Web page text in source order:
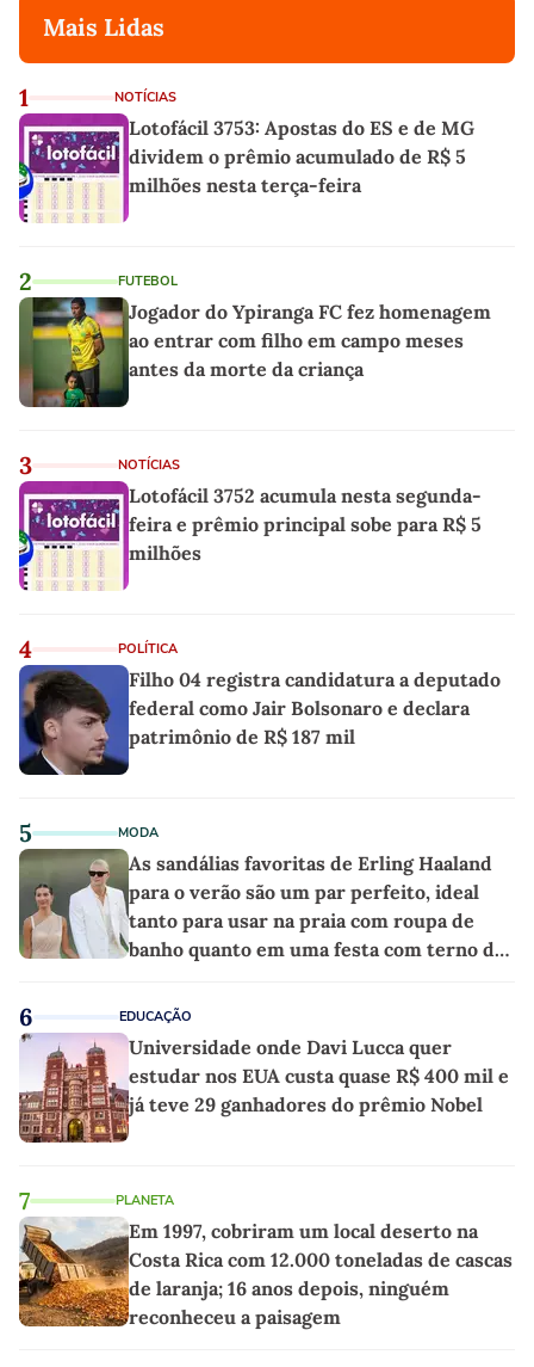
Mais Lidas
1 NOTÍCIAS
Lotofácil 3753: Apostas do ES e de MG
dividem o prêmio acumulado de R$ 5
milhões nesta terça-feira
2 FUTEBOL
Jogador do Ypiranga FC fez homenagem
ao entrar com filho em campo meses
antes da morte da criança
3 NOTÍCIAS
Lotofácil 3752 acumula nesta segunda-
feira e prêmio principal sobe para R$ 5
milhões
4 POLÍTICA
Filho 04 registra candidatura a deputado
federal como Jair Bolsonaro e declara
patrimônio de R$ 187 mil
5 MODA
As sandálias favoritas de Erling Haaland
para o verão são um par perfeito, ideal
tanto para usar na praia com roupa de
banho quanto em uma festa com terno de
6 EDUCAÇÃO
Universidade onde Davi Lucca quer
estudar nos EUA custa quase R$ 400 mil e
já teve 29 ganhadores do prêmio Nobel
7 PLANETA
Em 1997, cobriram um local deserto na
Costa Rica com 12.000 toneladas de cascas
de laranja; 16 anos depois, ninguém
reconheceu a paisagem